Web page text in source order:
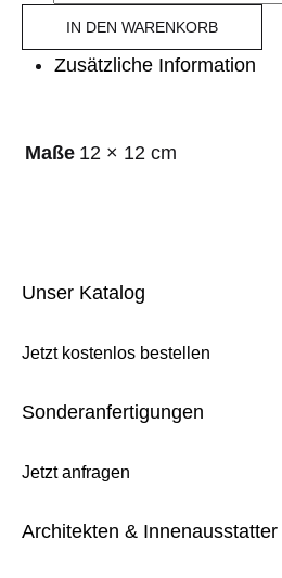
IN DEN WARENKORB
Zusätzliche Information
Maße 12 × 12 cm
Unser Katalog
Jetzt kostenlos bestellen
Sonderanfertigungen
Jetzt anfragen
Architekten & Innenausstatter